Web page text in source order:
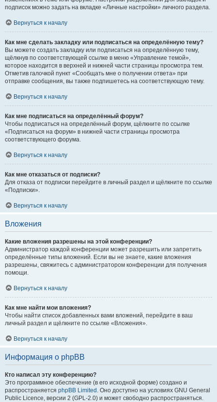
подписок можно задать на вкладке «Личные настройки» личного раздела.
Вернуться к началу
Как мне сделать закладку или подписаться на определённую тему?
Вы можете создать закладку или подписаться на определённую тему,
щёлкнув по соответствующей ссылке в меню «Управление темой»,
которое находится в верхней и нижней части страницы просмотра тем.
Отметив галочкой пункт «Сообщать мне о получении ответа» при
отправке сообщения, вы также подпишетесь на соответствующую тему.
Вернуться к началу
Как мне подписаться на определённый форум?
Чтобы подписаться на определённый форум, щёлкните по ссылке
«Подписаться на форум» в нижней части страницы просмотра
соответствующего форума.
Вернуться к началу
Как мне отказаться от подписки?
Для отказа от подписки перейдите в личный раздел и щёлкните по ссылке
«Подписки».
Вернуться к началу
Вложения
Какие вложения разрешены на этой конференции?
Администратор каждой конференции может разрешить или запретить
определённые типы вложений. Если вы не знаете, какие вложения
разрешены, свяжитесь с администратором конференции для получения
помощи.
Вернуться к началу
Как мне найти мои вложения?
Чтобы найти список добавленных вами вложений, перейдите в ваш
личный раздел и щёлкните по ссылке «Вложения».
Вернуться к началу
Информация о phpBB
Кто написал эту конференцию?
Это программное обеспечение (в его исходной форме) создано и
распространяется phpBB Limited . Оно доступно на условиях GNU General
Public Licence, версии 2 (GPL-2.0) и может свободно распространяться.